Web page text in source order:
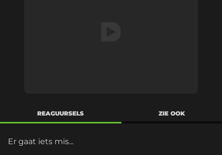
REAGUURSELS ZIE OOK
Er gaat iets mis...